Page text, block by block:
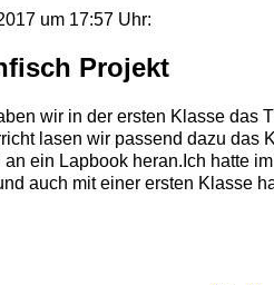
um 17:57 Uhr:
Projekt
wir in der ersten Klasse
lasen wir passend dazu
ein Lapbook heran.Ich hatte
auch mit einer ersten Klasse